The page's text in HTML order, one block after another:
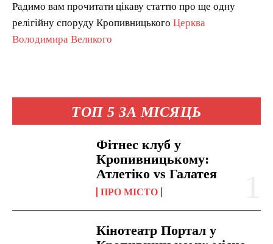
ТОП 5 ЗА МІСЯЦЬ
Фітнес клуб у
Кропивницькому:
Атлетіко vs Галатея
ПРО МІСТО
Кінотеатр Портал у
Радимо вам прочитати цікаву статтю про ще одну
релігійну споруду Кропивницького Церква
Володимира Великого